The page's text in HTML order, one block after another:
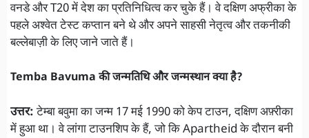
वनडे और T20 में देश का प्रतिनिधित्व कर चुके हैं। वे दक्षिण अफ्रीका के
पहले अश्वेत टेस्ट कप्तान बने थे और अपने साहसी नेतृत्व और तकनीकी
बल्लेबाज़ी के लिए जाने जाते हैं।
Temba Bavuma की जन्मतिथि और जन्मस्थान क्या है?
उत्तर:टेम्बा बवुमा का जन्म 17 मई 1990 को केप टाउन, दक्षिण अफ़्रीका
में हुआ था। वे लांगा टाउनशिप के हैं, जो कि Apartheid के दौरान बनी